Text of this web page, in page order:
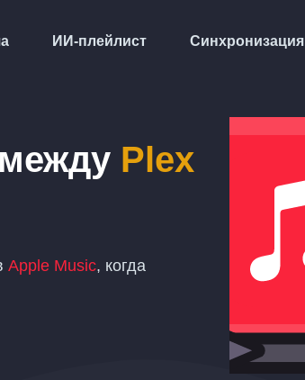
ИИ-плейлист Синхронизация
Plex
Apple Music, когда